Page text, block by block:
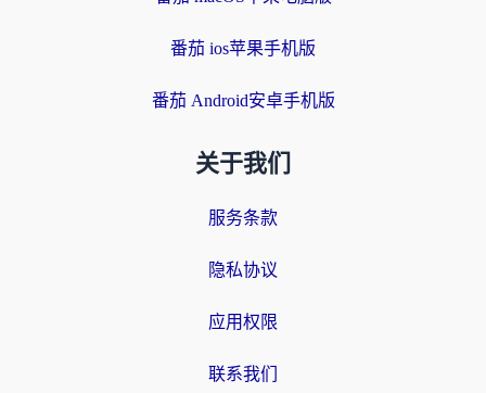
番茄 ios苹果手机版
番茄 Android安卓手机版
关于我们
服务条款
隐私协议
应用权限
联系我们